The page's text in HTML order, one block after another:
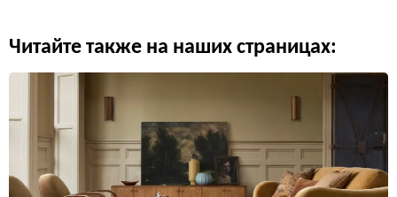
Читайте также на наших страницах: